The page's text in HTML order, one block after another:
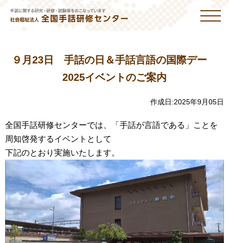
９月23日 手話の日＆手話言語の国際デー
2025イベントのご案内
作成日:2025年9月05日
全国手話研修センターでは、「手話が言語である」ことを
周知啓発するイベントとして
下記のとおり実施いたします。